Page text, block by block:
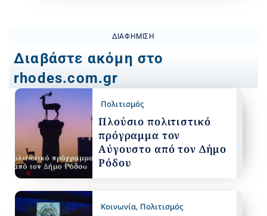
ΔΙΑΦΉΜΙΣΗ
Διαβάστε ακόμη στο
rhodes.com.gr
Πολιτισμός
Πλούσιο πολιτιστικό
πρόγραμμα τον
Αύγουστο από τον Δήμο
Ρόδου
Κοινωνία, Πολιτισμός